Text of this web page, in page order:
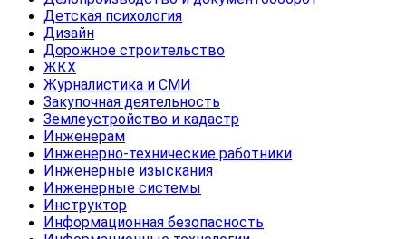
Детская психология
Дизайн
Дорожное строительство
ЖКХ
Журналистика и СМИ
Закупочная деятельность
Землеустройство и кадастр
Инженерам
Инженерно-технические работники
Инженерные изыскания
Инженерные системы
Инструктор
Информационная безопасность